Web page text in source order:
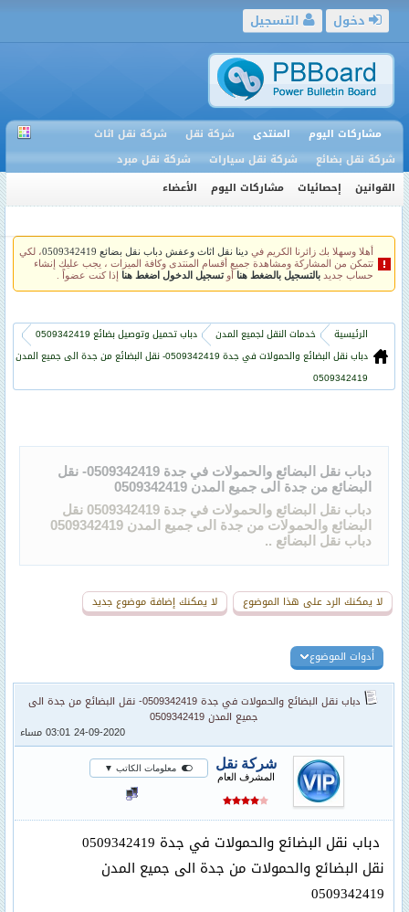
التسجيل دخول
مشاركات اليوم المنتدى شركة نقل
شركة نقل اثاث
شركة نقل بضائع
شركة نقل سيارات
شركة نقل مبرد
القوانين
إحصائيات مشاركات اليوم الأعضاء
أهلا وسهلا بك زائرنا الكريم فيدينا نقل اثاث وعفش دباب نقل بضائع 0509342419
، لكي
تتمكن من المشاركة ومشاهدة جميع أقسام المنتدى وكافة الميزات ، يجب عليك إنشاء
حساب جديدبالتسجيل بالضغط هنا أوتسجيل الدخول اضغط هنا إذا كنت عضواً .
الرئيسية خدمات النقل لجميع المدن
دباب تحميل وتوصيل بضائع 0509342419
دباب نقل البضائع والحمولات في جدة 0509342419- نقل البضائع من جدة الى جميع المدن
0509342419
دباب نقل البضائع والحمولات في جدة 0509342419- نقل
البضائع من جدة الى جميع المدن 0509342419
دباب نقل البضائع والحمولات في جدة 0509342419 نقل
البضائع والحمولات من جدة الى جميع المدن 0509342419
دباب نقل البضائع ..
لا يمكنك الرد على هذا الموضوع لا يمكنك إضافة موضوع جديد
أدوات الموضوع
دباب نقل البضائع والحمولات في جدة 0509342419- نقل البضائع من جدة الى
جميع المدن 0509342419
24-09-2020 03:01 مساء
شركة نقل
المشرف العام
معلومات الكاتب ▼
دباب نقل البضائع والحمولات في جدة 0509342419
نقل البضائع والحمولات من جدة الى جميع المدن
0509342419